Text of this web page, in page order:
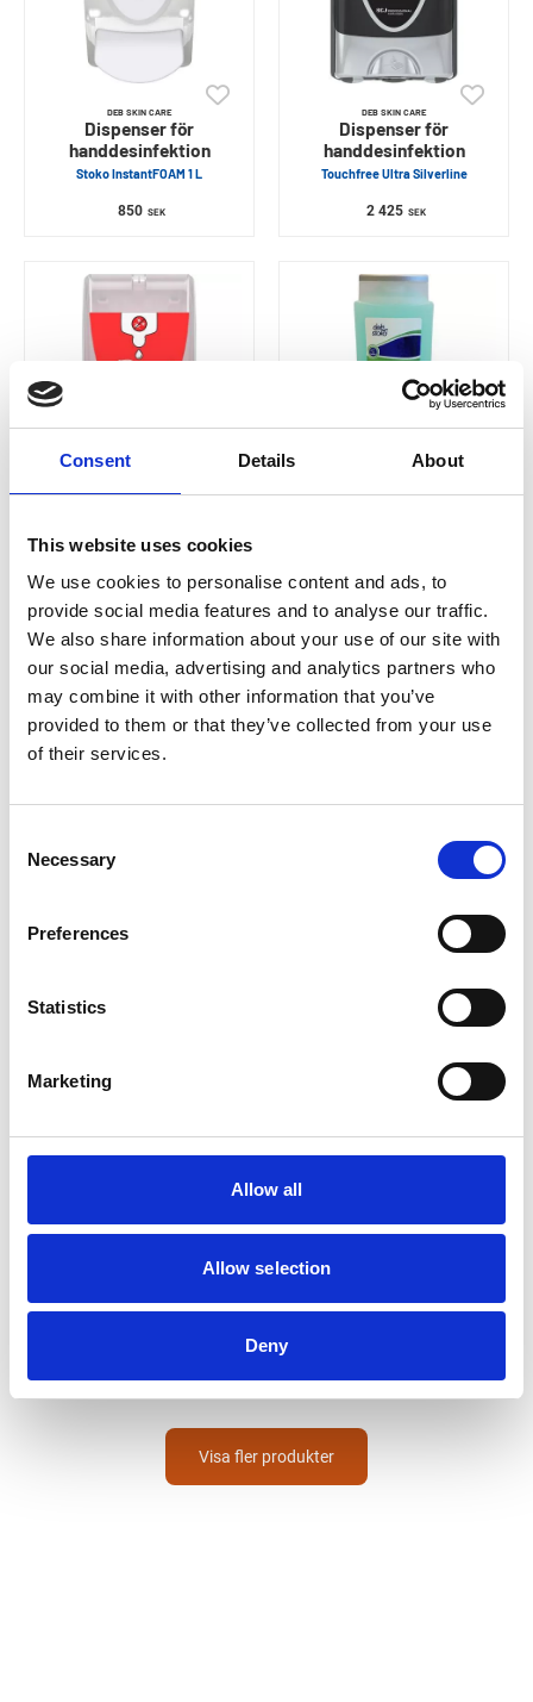
Consent Details About
This website uses cookies
We use cookies to personalise content and ads, to
provide social media features and to analyse our traffic.
We also share information about your use of our site with
our social media, advertising and analytics partners who
may combine it with other information that you’ve
provided to them or that they’ve collected from your use
of their services.
Selection
Necessary
Preferences
Statistics
Marketing
Allow all
Allow selection
Deny
DEB SKIN CARE
Dispenser för
handdesinfektion
Stoko InstantFOAM 1 L
850 SEK
DEB SKIN CARE
Dispenser för
handdesinfektion
Touchfree Ultra Silverline
2 425 SEK
Handdesinfektion
795 SEK
Från107SEK
Refresh Luxury 3-i-1 Hair & Body
Flytande Tvål
Visa fler produkter